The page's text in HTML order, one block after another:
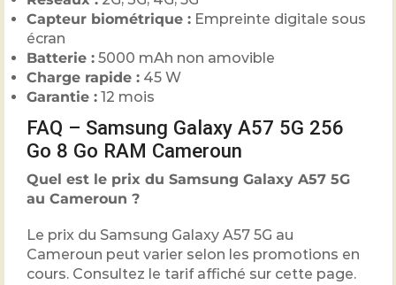
Capteur biométrique : Empreinte digitale sous
écran
Batterie : 5000 mAh non amovible
Charge rapide : 45 W
Garantie : 12 mois
FAQ – Samsung Galaxy A57 5G 256
Go 8 Go RAM Cameroun
Quel est le prix du Samsung Galaxy A57 5G
au Cameroun ?
Le prix du Samsung Galaxy A57 5G au
Cameroun peut varier selon les promotions en
cours. Consultez le tarif affiché sur cette page.